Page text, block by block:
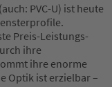
PVC-U) ist heute
Preis-Leistungs-
ihre
ihre enorme
Optik ist erzielbar –